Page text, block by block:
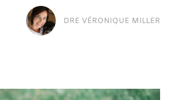
DRE VÉRONIQUE MILLER